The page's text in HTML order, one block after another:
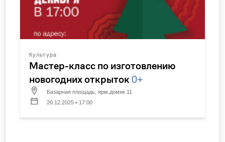
Культура
Мастер-класс по изготовлению
новогодних открыток 0+
Базарная площадь, ярм.домик 11
20.12.2025 • 17:00